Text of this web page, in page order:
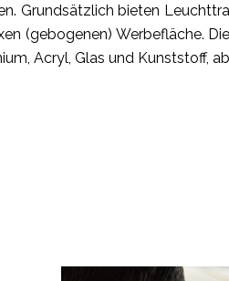
Grundsätzlich bieten
(gebogenen) Werbefläche.
Acryl, Glas und Kunststoff,